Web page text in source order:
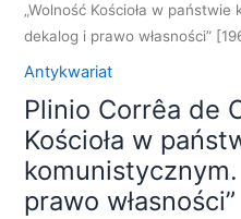
„Wolność Kościoła w państwie
dekalog i prawo własności”
Antykwariat
Plinio Corrêa de
Kościoła w
prawo